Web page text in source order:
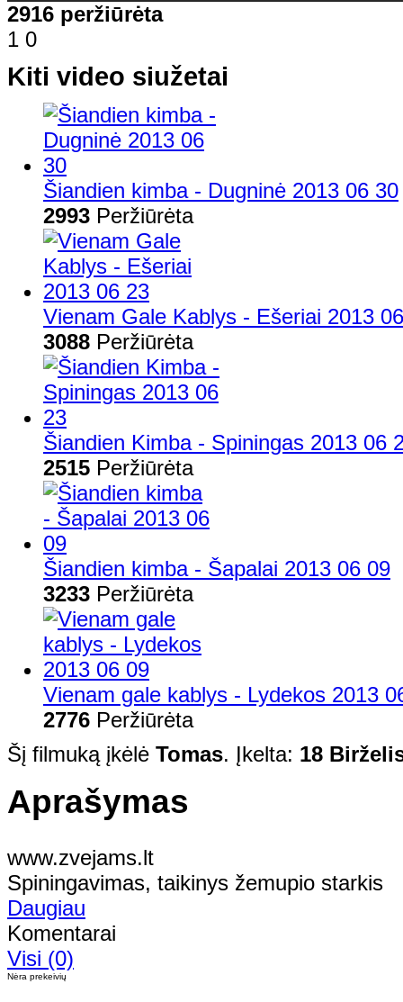
2916 peržiūrėta
1 0
Kiti video siužetai
Šiandien kimba - Dugninė 2013 06 30
2993 Peržiūrėta
Vienam Gale Kablys - Ešeriai 2013
3088 Peržiūrėta
Šiandien Kimba - Spiningas 2013 06
2515 Peržiūrėta
Šiandien kimba - Šapalai 2013 06 09
3233 Peržiūrėta
Vienam gale kablys - Lydekos 2013
2776 Peržiūrėta
Šį filmuką įkėlė Tomas. Įkelta: 18
Aprašymas
www.zvejams.lt
Spiningavimas, taikinys žemupio starkis
Daugiau
Komentarai
Visi (0)
Nėra prekeivių